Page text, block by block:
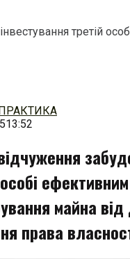
третій
13:52
майна
права